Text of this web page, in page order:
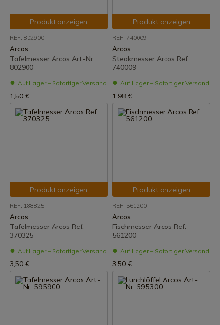
Produkt anzeigen
REF: 802900
Arcos
Tafelmesser Arcos Art.-Nr.
802900
Auf Lager – Sofortiger Versand
1,50 €
Produkt anzeigen
REF: 740009
Arcos
Steakmesser Arcos Ref.
740009
Auf Lager – Sofortiger Versand
1,98 €
Produkt anzeigen
REF: 188825
Arcos
Tafelmesser Arcos Ref.
370325
Auf Lager – Sofortiger Versand
3,50 €
Produkt anzeigen
REF: 561200
Arcos
Fischmesser Arcos Ref.
561200
Auf Lager – Sofortiger Versand
3,50 €